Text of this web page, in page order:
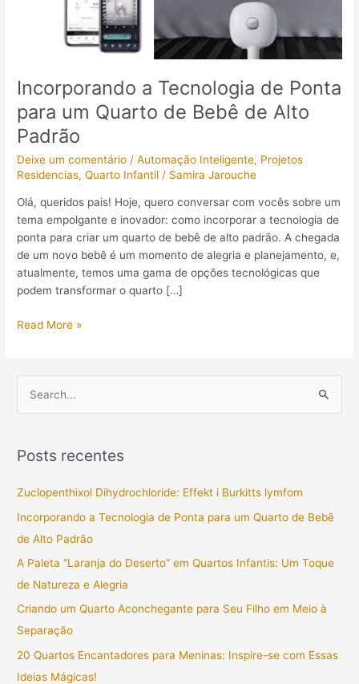
Incorporando a Tecnologia de Ponta
para um Quarto de Bebê de Alto
Padrão
Deixe um comentário /Automação Inteligente, Projetos
Residencias,Quarto Infantil / Samira Jarouche
Olá, queridos pais! Hoje, quero conversar com vocês sobre um
tema empolgante e inovador: como incorporar a tecnologia de
ponta para criar um quarto de bebê de alto padrão. A chegada
de um novo bebê é um momento de alegria e planejamento, e,
atualmente, temos uma gama de opções tecnológicas que
podem transformar o quarto […]
Alto
Read More »
q
r
p
o
r
:
Posts recentes
Zuclopenthixol Dihydrochloride: Effekt i Burkitts lymfom
Incorporando a Tecnologia de Ponta para um Quarto de Bebê
de Alto Padrão
A Paleta “Laranja do Deserto” em Quartos Infantis: Um Toque
de Natureza e Alegria
Criando um Quarto Aconchegante para Seu Filho em Meio à
Separação
20 Quartos Encantadores para Meninas: Inspire-se com Essas
Ideias Mágicas!